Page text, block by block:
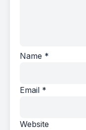
Name *
Email *
Website